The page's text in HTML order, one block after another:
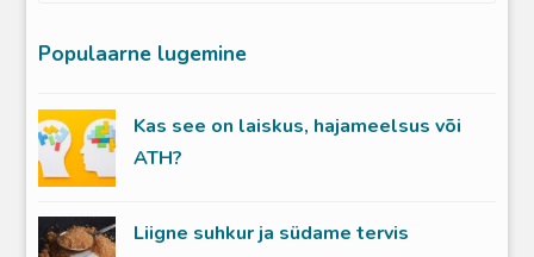
Populaarne lugemine
Kas see on laiskus, hajameelsus või
ATH?
Liigne suhkur ja südame tervis